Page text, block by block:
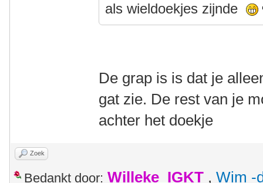
als wieldoekjes zijnde
De grap is is dat je
gat zie. De rest van je
achter het doekje
Zoek
Bedankt door: Willeke_IGKT , Wim -